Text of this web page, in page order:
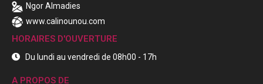
Ngor Almadies
www.calinounou.com
HORAIRES D'OUVERTURE
Du lundi au vendredi de 08h00 - 17h
A PROPOS DE